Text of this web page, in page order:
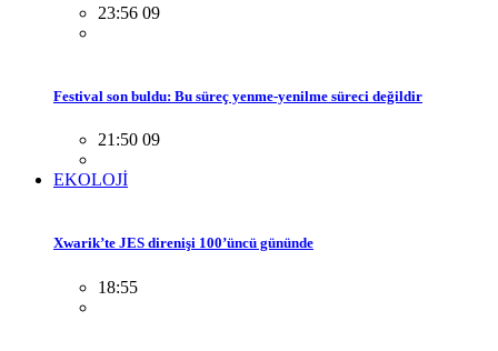
23:56 09
Festival son buldu: Bu süreç yenme-yenilme süreci değildir
21:50 09
EKOLOJİ
Xwarik’te JES direnişi 100’üncü gününde
18:55